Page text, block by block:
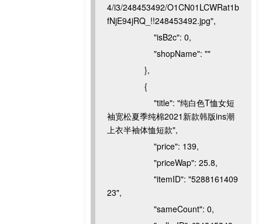
4/i3/248453492/O1CN01LCWRat1b
fNjE94jRQ_!!248453492.jpg",
"isB2c": 0,
"shopName": ""
},
{
"title": "纯白色T恤女短
袖宽松夏季纯棉2021新款韩版ins潮
上衣半袖体恤短款",
"price": 139,
"priceWap": 25.8,
"itemID": "5288161409
23",
"sameCount": 0,